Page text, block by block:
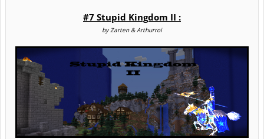
#7 Stupid Kingdom II :
by Zarten & Arthurroi